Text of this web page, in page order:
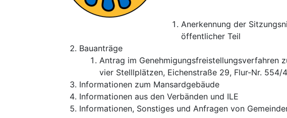
Anerkennung der
öffentlicher Teil
Bauanträge
Antrag im Genehmigungsfreistellungsverfahren
vier Stelllplätzen, Eichenstraße 29, Flur-Nr. 554/
Informationen zum Mansardgebäude
Informationen aus den Verbänden und ILE
Informationen, Sonstiges und Anfragen von